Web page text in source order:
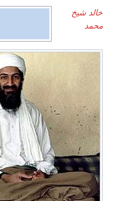
خالد شيخ
محمد